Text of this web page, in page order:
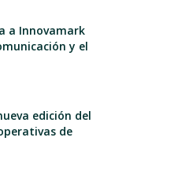
a Innovamark
y el
edición del
de